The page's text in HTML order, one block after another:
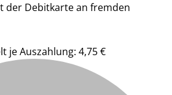
der Debitkarte an fremden
je Auszahlung: 4,75 €